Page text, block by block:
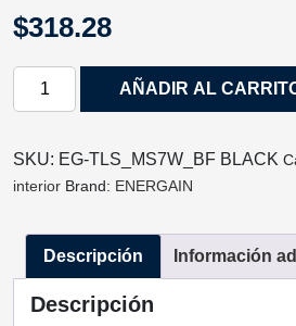
$318.28
LUMINARIO
TIPO
ARBOTANTE
SOBREPONER
INCLUYE
EG-
S7W_BF_GU5.3
AÑADIR AL
SKU: EG-TLS_MS7W_BF BLACK
interior Brand: ENERGAIN
Descripción Información
Descripción